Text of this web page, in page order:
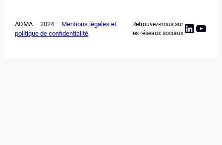
ADMA – 2024 – Mentions légales et
politique de confidentialité
Retrouvez-nous sur
les réseaux sociaux